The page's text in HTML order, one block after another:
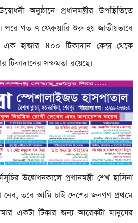
অনুষ্ঠানে প্রধানমন্ত্রীর উপস্থিতিতে
পরে গত ৭ ফেব্রুয়ারি শুরু হয় জাতীয়ভাবে
এক হাজার ৪০০ টিকাদান কেন্দ্র থেকে
টিকাদানের সক্ষমতা রয়েছে।
উদ্বোধনকালে প্রধানমন্ত্রী শেখ হাসিনা
তবে আমি চাই দেশের জনগণ প্রথমে
একটা টিকার জন্য আরেকটা মানুষের